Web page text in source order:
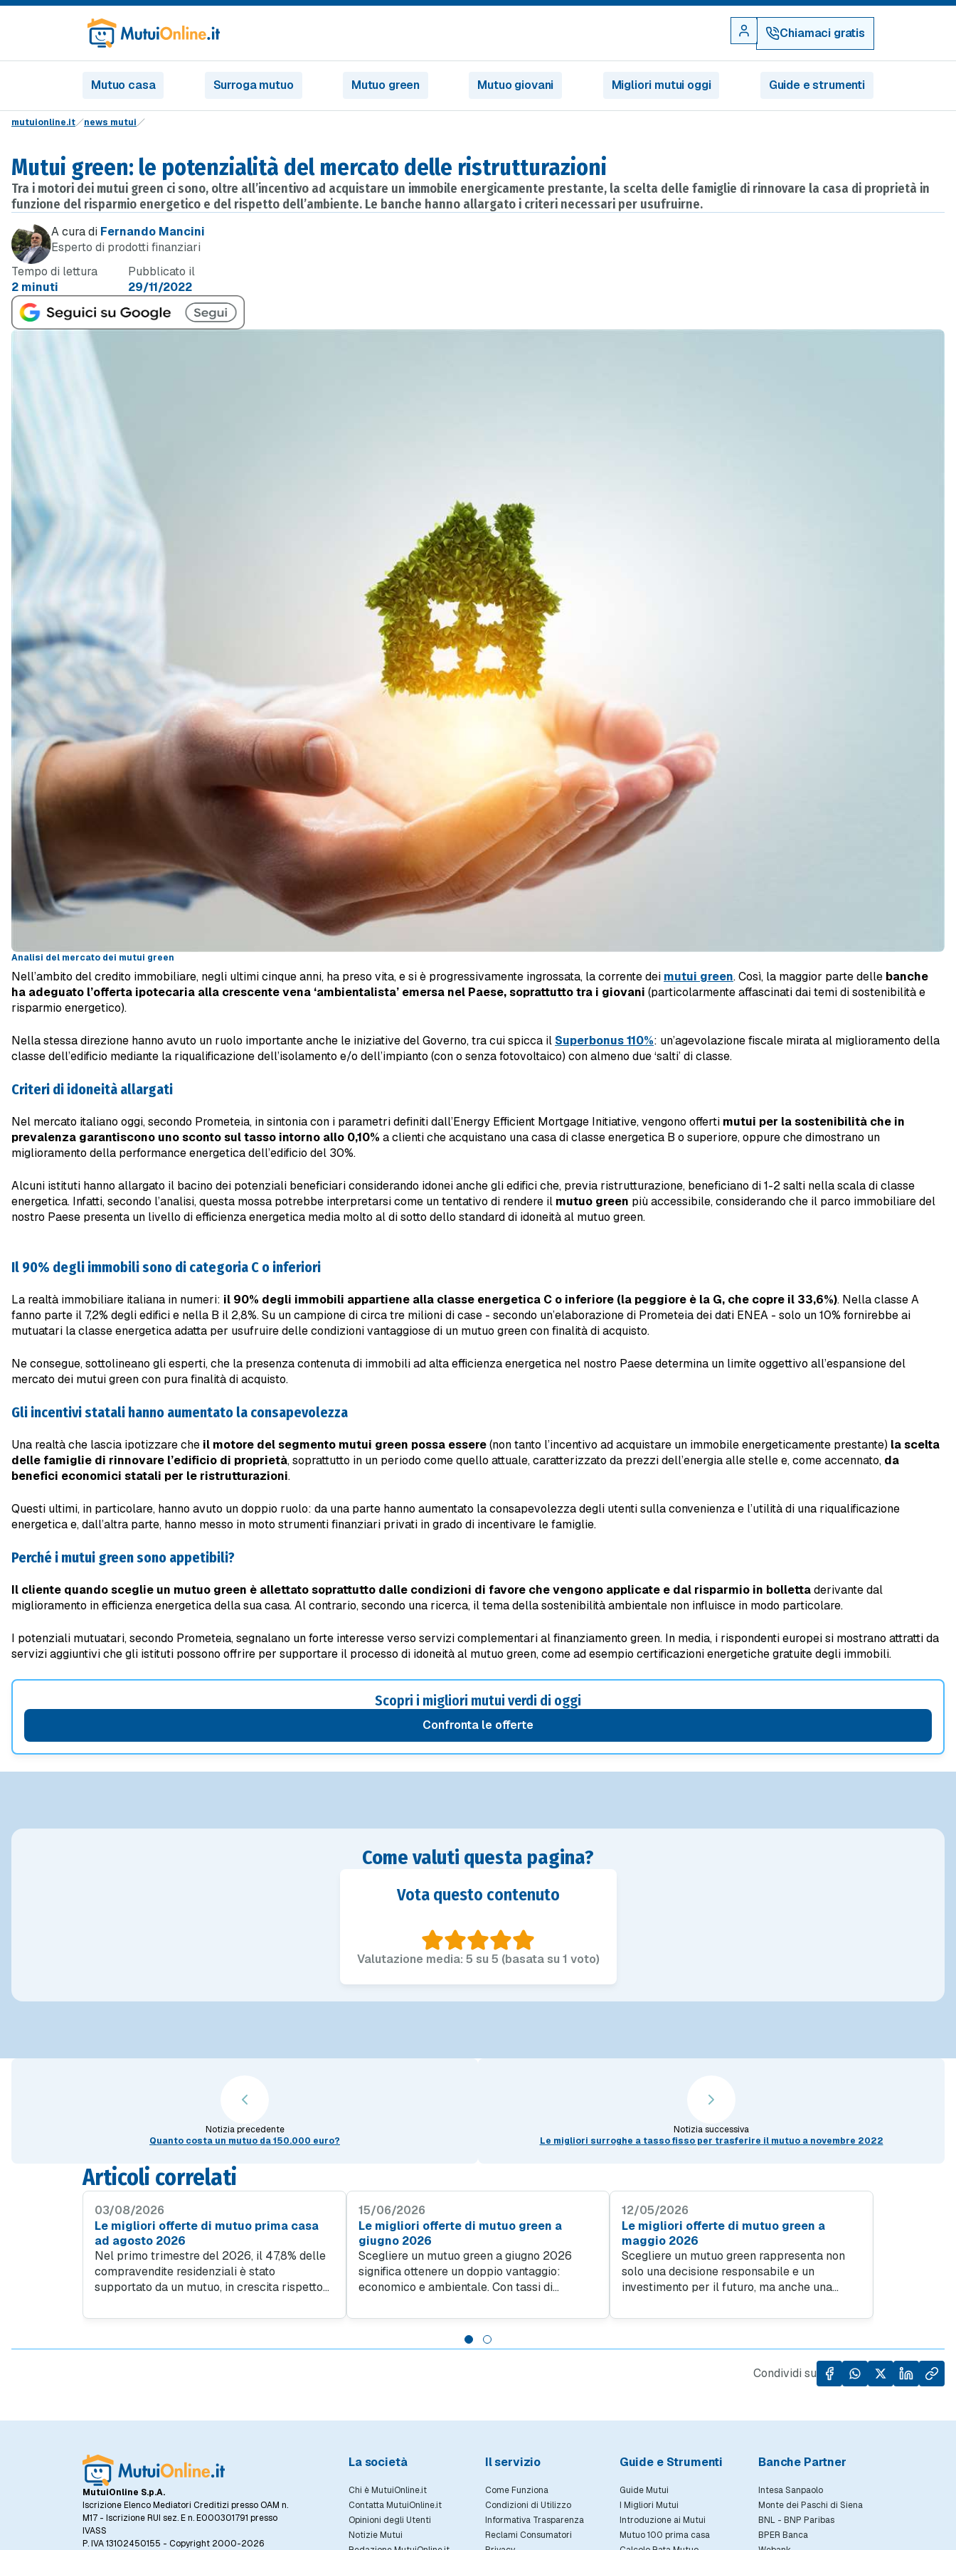
Chiamaci gratis
Mutuo casa Surroga mutuo Mutuo green Mutuo giovani Migliori mutui oggi Guide e strumenti
mutuionline.it news mutui
Mutui green: le potenzialità del mercato delle ristrutturazioni
Tra i motori dei mutui green ci sono, oltre all’incentivo ad acquistare un immobile energicamente prestante, la scelta delle famiglie di rinnovare la casa di proprietà in
funzione del risparmio energetico e del rispetto dell’ambiente. Le banche hanno allargato i criteri necessari per usufruirne.
A cura di Fernando Mancini
Esperto di prodotti finanziari
Tempo di lettura
2 minuti
Pubblicato il
29/11/2022
Analisi del mercato dei mutui green
Nell’ambito del credito immobiliare, negli ultimi cinque anni, ha preso vita, e si è progressivamente ingrossata, la corrente dei mutui green. Così, la maggior parte delle banche
ha adeguato l’offerta ipotecaria alla crescente vena ‘ambientalista’ emersa nel Paese, soprattutto tra i giovani (particolarmente affascinati dai temi di sostenibilità e
risparmio energetico).
Nella stessa direzione hanno avuto un ruolo importante anche le iniziative del Governo, tra cui spicca il Superbonus 110%: un’agevolazione fiscale mirata al miglioramento della
classe dell’edificio mediante la riqualificazione dell’isolamento e/o dell’impianto (con o senza fotovoltaico) con almeno due ‘salti’ di classe.
Criteri di idoneità allargati
Nel mercato italiano oggi, secondo Prometeia, in sintonia con i parametri definiti dall’Energy Efficient Mortgage Initiative, vengono offerti mutui per la sostenibilità che in
prevalenza garantiscono uno sconto sul tasso intorno allo 0,10% a clienti che acquistano una casa di classe energetica B o superiore, oppure che dimostrano un
miglioramento della performance energetica dell’edificio del 30%.
Alcuni istituti hanno allargato il bacino dei potenziali beneficiari considerando idonei anche gli edifici che, previa ristrutturazione, beneficiano di 1-2 salti nella scala di classe
energetica. Infatti, secondo l’analisi, questa mossa potrebbe interpretarsi come un tentativo di rendere il mutuo green più accessibile, considerando che il parco immobiliare del
nostro Paese presenta un livello di efficienza energetica media molto al di sotto dello standard di idoneità al mutuo green.
Il 90% degli immobili sono di categoria C o inferiori
La realtà immobiliare italiana in numeri: il 90% degli immobili appartiene alla classe energetica C o inferiore (la peggiore è la G, che copre il 33,6%). Nella classe A
fanno parte il 7,2% degli edifici e nella B il 2,8%. Su un campione di circa tre milioni di case - secondo un’elaborazione di Prometeia dei dati ENEA - solo un 10% fornirebbe ai
mutuatari la classe energetica adatta per usufruire delle condizioni vantaggiose di un mutuo green con finalità di acquisto.
Ne consegue, sottolineano gli esperti, che la presenza contenuta di immobili ad alta efficienza energetica nel nostro Paese determina un limite oggettivo all’espansione del
mercato dei mutui green con pura finalità di acquisto.
Gli incentivi statali hanno aumentato la consapevolezza
Una realtà che lascia ipotizzare che il motore del segmento mutui green possa essere(non tanto l’incentivo ad acquistare un immobile energeticamente prestante) la scelta
delle famiglie di rinnovare l’edificio di proprietà, soprattutto in un periodo come quello attuale, caratterizzato da prezzi dell’energia alle stelle e, come accennato, da
benefici economici statali per le ristrutturazioni.
Questi ultimi, in particolare, hanno avuto un doppio ruolo: da una parte hanno aumentato la consapevolezza degli utenti sulla convenienza e l’utilità di una riqualificazione
energetica e, dall’altra parte, hanno messo in moto strumenti finanziari privati in grado di incentivare le famiglie.
Perché i mutui green sono appetibili?
Il cliente quando sceglie un mutuo green è allettato soprattutto dalle condizioni di favore che vengono applicate e dal risparmio in bollettaderivante dal
miglioramento in efficienza energetica della sua casa. Al contrario, secondo una ricerca, il tema della sostenibilità ambientale non influisce in modo particolare.
I potenziali mutuatari, secondo Prometeia, segnalano un forte interesse verso servizi complementari al finanziamento green. In media, i rispondenti europei si mostrano attratti da
servizi aggiuntivi che gli istituti possono offrire per supportare il processo di idoneità al mutuo green, come ad esempio certificazioni energetiche gratuite degli immobili.
Scopri i migliori mutui verdi di oggi
confronta le offerte
Come valuti questa pagina?
Vota questo contenuto
Valutazione media: 5 su 5 (basata su 1 voto)
Notizia precedente
Quanto costa un mutuo da 150.000 euro?
Notizia successiva
Le migliori surroghe a tasso fisso per trasferire il mutuo a novembre 2022
Articoli correlati
03/08/2026
Le migliori offerte di mutuo prima casa
ad agosto 2026
Nel primo trimestre del 2026, il 47,8% delle
compravendite residenziali è stato
supportato da un mutuo, in crescita rispetto
trend evidenzia quanto sia importante
case, specialmente in un contesto in cui il
15/06/2026
Le migliori offerte di mutuo green a
giugno 2026
Scegliere un mutuo green a giugno 2026
significa ottenere un doppio vantaggio:
economico e ambientale. Con tassi di
soluzioni tradizionali, finanziare un immobile
ad alta efficienza energetica diventa
un'opportunità di risparmio per le famiglie.
12/05/2026
Le migliori offerte di mutuo green a
maggio 2026
Scegliere un mutuo green rappresenta non
solo una decisione responsabile e un
investimento per il futuro, ma anche una
Secondo i numeri dell'Osservatorio di
avere un tasso di interesse più basso fino a
40-50 punti base rispetto a un mutuo
tradizionale. Ecco le offerte più convenienti
Condividi su
MutuiOnline S.p.A.
Iscrizione Elenco Mediatori Creditizi presso OAM n.
M17 - Iscrizione RUI sez. E n. E000301791 presso
IVASS
P. IVA 13102450155 - Copyright 2000-2026
La società
Chi è MutuiOnline.it
Contatta MutuiOnline.it
Opinioni degli Utenti
Notizie Mutui
Il servizio
Come Funziona
Condizioni di Utilizzo
Informativa Trasparenza
Reclami Consumatori
Guide e Strumenti
Guide Mutui
I Migliori Mutui
Introduzione ai Mutui
Mutuo 100 prima casa
Banche Partner
Intesa Sanpaolo
Monte dei Paschi di Siena
BNL - BNP Paribas
BPER Banca